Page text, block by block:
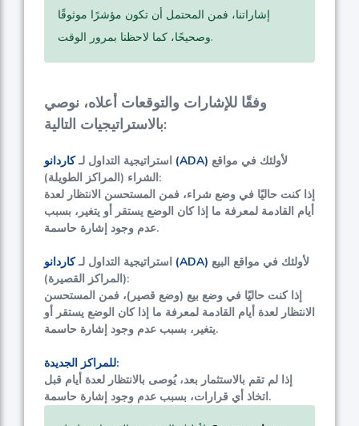
إشاراتنا، فمن المحتمل أن تكون مؤشرًا موثوقًا
وصحيحًا، كما لاحظنا بمرور الوقت.
وفقًا للإشارات والتوقعات أعلاه، نوصي
بالاستراتيجيات التالية:
استراتيجية التداول لـ كاردانو (ADA)
الشراء (المراكز الطويلة):
إذا كنت حاليًا في وضع شراء، فمن المستحسن الانتظار لعدة
أيام القادمة لمعرفة ما إذا كان الوضع يستقر أو يتغير، بسبب
عدم وجود إشارة حاسمة.
استراتيجية التداول لـ كاردانو (ADA)
(المراكز القصيرة):
إذا كنت حاليًا في وضع بيع (وضع قصير)، فمن المستحسن
الانتظار لعدة أيام القادمة لمعرفة ما إذا كان الوضع يستقر أو
يتغير، بسبب عدم وجود إشارة حاسمة.
للمراكز الجديدة:
إذا لم تقم بالاستثمار بعد، يُوصى بالانتظار لعدة أيام قبل
اتخاذ أي قرارات، بسبب عدم وجود إشارة حاسمة.